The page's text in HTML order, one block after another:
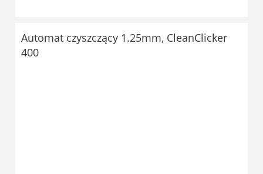
Automat czyszczący 1.25mm, CleanClicker
400